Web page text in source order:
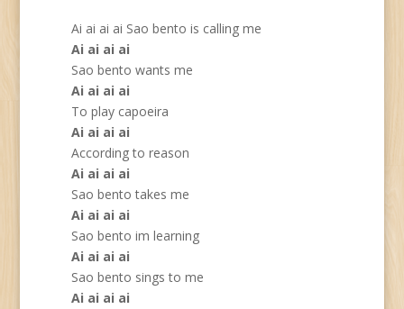
Ai ai ai ai Sao bento is calling me
Ai ai ai ai
Sao bento wants me
Ai ai ai ai
To play capoeira
Ai ai ai ai
According to reason
Ai ai ai ai
Sao bento takes me
Ai ai ai ai
Sao bento im learning
Ai ai ai ai
Sao bento sings to me
Ai ai ai ai